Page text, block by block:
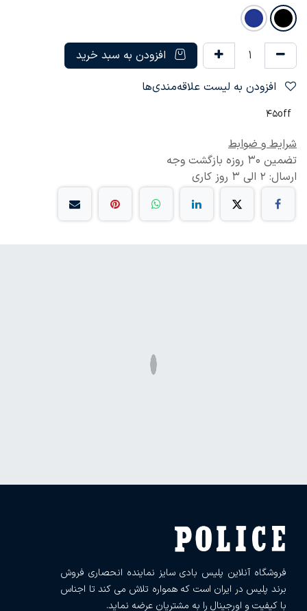
افزودن به سبد خرید
45off
شرایط و ضوابط
تضمین 30 روزه بازگشت وجه
ارسال: 2 الی 3 روز کاری
فروشگاه آنلاین پلیس بادی سایز نماینده انحصاری فروش
برند پلیس در ایران است که همواره تلاش می کند تا اجناس
با کیفیت و اورجینال را به مشتریان عرضه نماید.